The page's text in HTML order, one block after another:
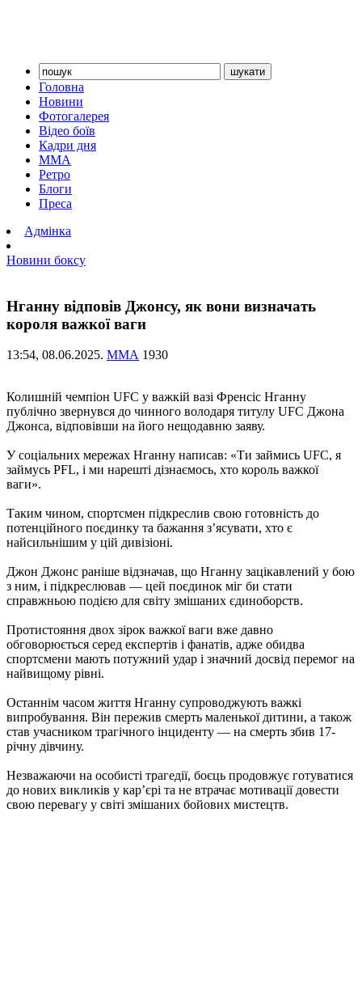
Головна
Новини
Фотогалерея
Відео боїв
Кадри дня
ММА
Ретро
Блоги
Преса
Адмінка
Новини боксу
Нганну відповів Джонсу, як вони визначать
короля важкої ваги
13:54, 08.06.2025. ММА 1930
Колишній чемпіон UFC у важкій вазі Френсіс Нганну
публічно звернувся до чинного володаря титулу UFC Джона
Джонса, відповівши на його нещодавню заяву.
У соціальних мережах Нганну написав: «Ти займись UFC, я
займусь PFL, і ми нарешті дізнаємось, хто король важкої
ваги».
Таким чином, спортсмен підкреслив свою готовність до
потенційного поєдинку та бажання з’ясувати, хто є
найсильнішим у цій дивізіоні.
Джон Джонс раніше відзначав, що Нганну зацікавлений у бою
з ним, і підкреслював — цей поєдинок міг би стати
справжньою подією для світу змішаних єдиноборств.
Протистояння двох зірок важкої ваги вже давно
обговорюється серед експертів і фанатів, адже обидва
спортсмени мають потужний удар і значний досвід перемог на
найвищому рівні.
Останнім часом життя Нганну супроводжують важкі
випробування. Він пережив смерть маленької дитини, а також
став учасником трагічного інциденту — на смерть збив 17-
річну дівчину.
Незважаючи на особисті трагедії, боєць продовжує готуватися
до нових викликів у кар’єрі та не втрачає мотивації довести
свою перевагу у світі змішаних бойових мистецтв.